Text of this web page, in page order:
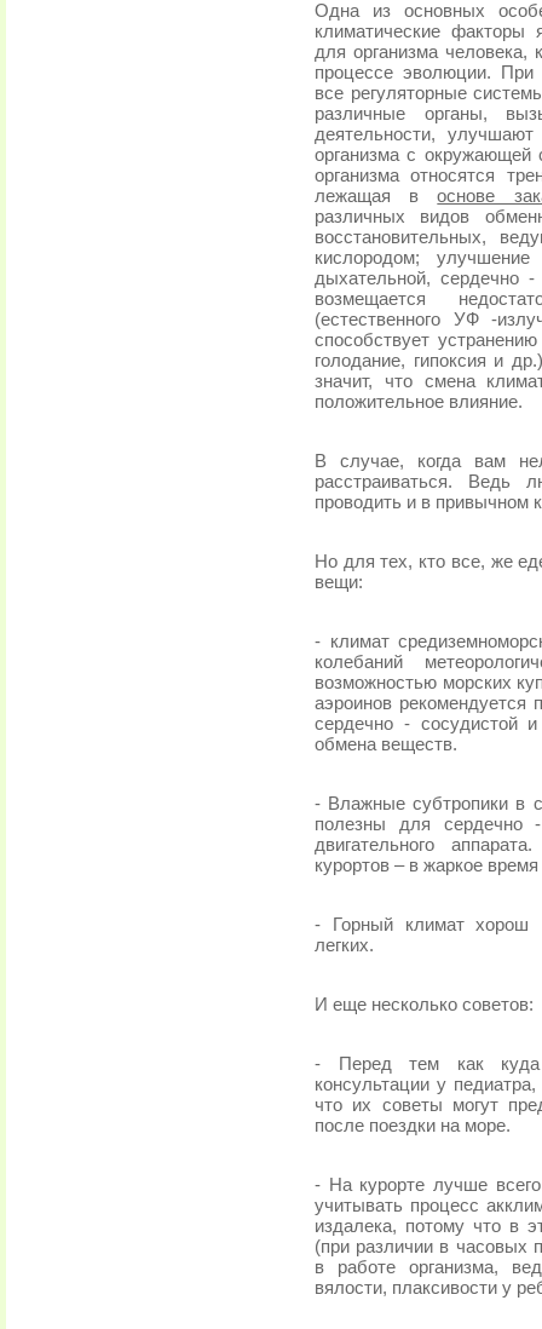
Одна из основных
климатические факторы
для организма человека,
процессе эволюции. При
все регуляторные
различные органы,
деятельности,
организма с окружающей
организма относятся
лежащая воснове
различных видов
восстановительных,
кислородом;
дыхательной, сердечно
возмещается
(естественного УФ -
способствует
голодание, гипоксия и
значит, что смена
положительное влияние.
В случае, когда вам
расстраиваться. Ведь
проводить и в привычном
Но для тех, кто все, же
вещи:
- климат
колебаний
возможностью морских
аэроинов рекомендуется
сердечно - сосудистой
обмена веществ.
- Влажные субтропики в
полезны для сердечно
двигательного
курортов – в жаркое
- Горный климат хорош
легких.
И еще несколько советов:
- Перед тем как куда
консультации у
что их советы могут
после поездки на море.
- На курорте лучше
учитывать процесс
издалека, потому что в
(при различии в часовых
в работе организма,
вялости, плаксивости у